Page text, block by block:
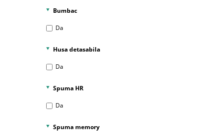
Bumbac
Da
Husa detasabila
Da
Spuma HR
Da
Spuma memory